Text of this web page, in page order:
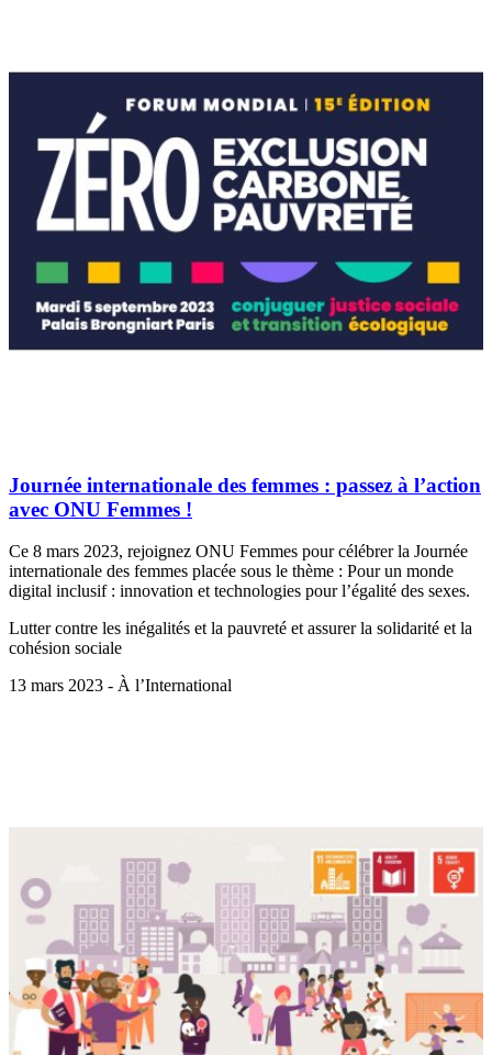
Journée internationale des femmes : passez à l’action
avec ONU Femmes !
Ce 8 mars 2023, rejoignez ONU Femmes pour célébrer la Journée
internationale des femmes placée sous le thème : Pour un monde
digital inclusif : innovation et technologies pour l’égalité des sexes.
Lutter contre les inégalités et la pauvreté et assurer la solidarité et la
cohésion sociale
13 mars 2023 - À l’International